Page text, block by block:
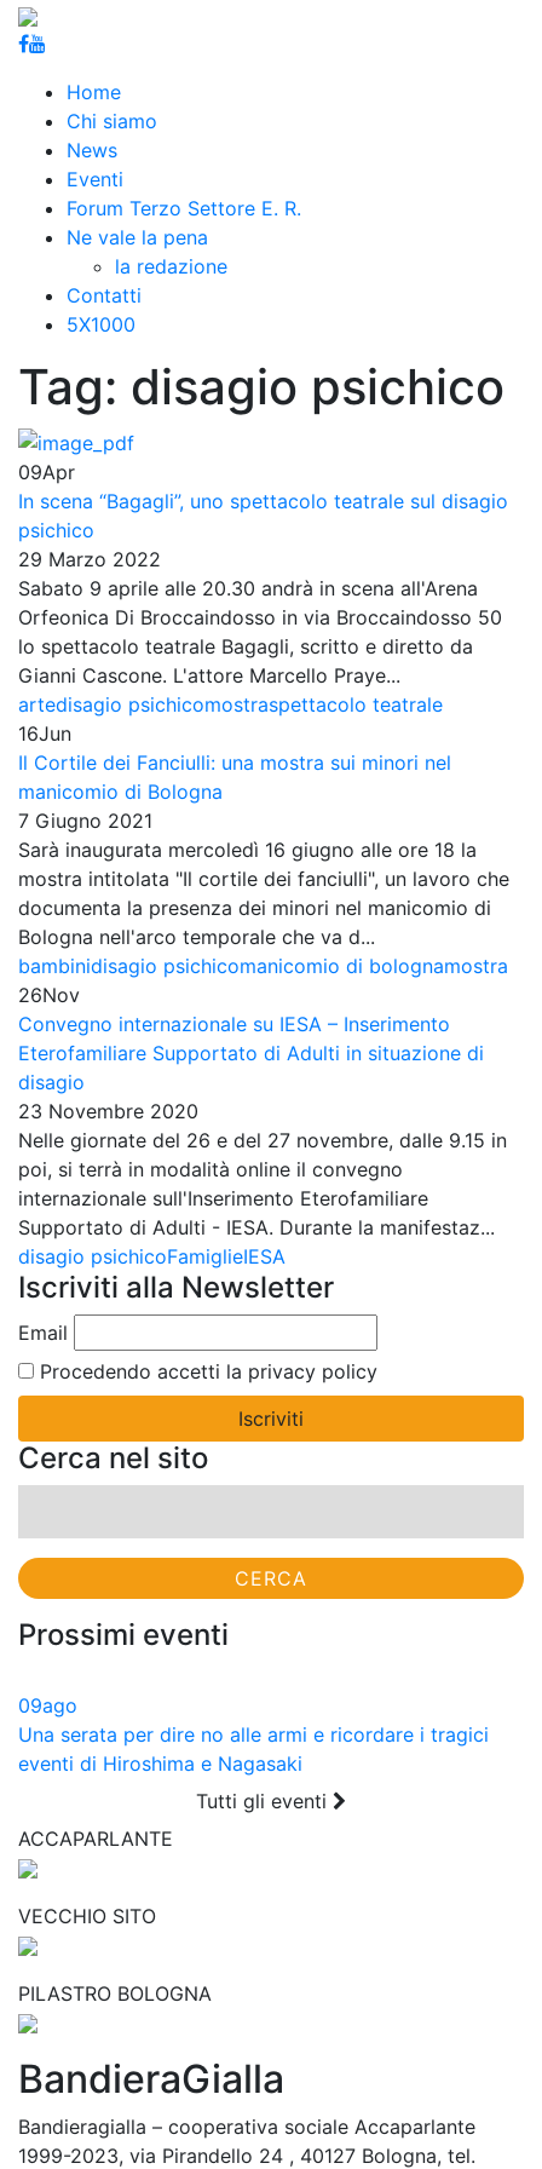
Home
Chi siamo
News
Eventi
Forum Terzo Settore E. R.
Ne vale la pena
la redazione
Contatti
5X1000
Tag: disagio psichico
09Apr
In scena “Bagagli”, uno spettacolo teatrale sul disagio
psichico
29 Marzo 2022
Sabato 9 aprile alle 20.30 andrà in scena all'Arena
Orfeonica Di Broccaindosso in via Broccaindosso 50
lo spettacolo teatrale Bagagli, scritto e diretto da
Gianni Cascone. L'attore Marcello Praye...
artedisagio psichicomostraspettacolo teatrale
16Jun
Il Cortile dei Fanciulli: una mostra sui minori nel
manicomio di Bologna
7 Giugno 2021
Sarà inaugurata mercoledì 16 giugno alle ore 18 la
mostra intitolata "Il cortile dei fanciulli", un lavoro che
documenta la presenza dei minori nel manicomio di
Bologna nell'arco temporale che va d...
bambinidisagio psichicomanicomio di bolognamostra
26Nov
Convegno internazionale su IESA – Inserimento
Eterofamiliare Supportato di Adulti in situazione di
disagio
23 Novembre 2020
Nelle giornate del 26 e del 27 novembre, dalle 9.15 in
poi, si terrà in modalità online il convegno
internazionale sull'Inserimento Eterofamiliare
Supportato di Adulti - IESA. Durante la manifestaz...
disagio psichicoFamiglieIESA
Iscriviti alla Newsletter
Email
Procedendo accetti la privacy policy
Cerca nel sito
Prossimi eventi
09ago
Una serata per dire no alle armi e ricordare i tragici
eventi di Hiroshima e Nagasaki
Tutti gli eventi
ACCAPARLANTE
VECCHIO SITO
PILASTRO BOLOGNA
BandieraGialla
Bandieragialla – cooperativa sociale Accaparlante
1999-2023, via Pirandello 24 , 40127 Bologna, tel.